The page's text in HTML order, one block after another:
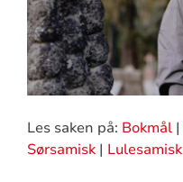
Les saken på: Bokmål|
Sørsamisk| Lulesamisk